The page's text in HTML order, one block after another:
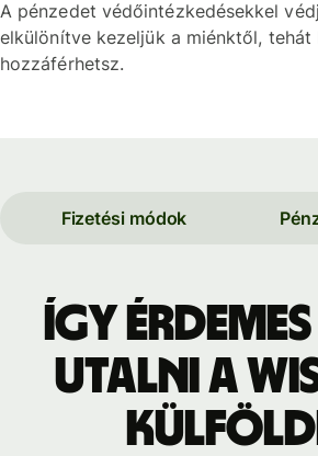
A pénzedet védőintézkedésekkel
elkülönítve kezeljük a miénktől, tehát
hozzáférhetsz.
Fizetési módok
Így
utalni a